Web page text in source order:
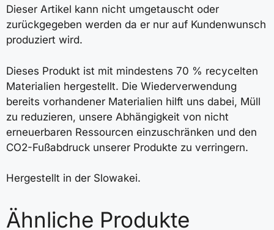
Dieser Artikel kann nicht umgetauscht oder
zurückgegeben werden da er nur auf Kundenwunsch
produziert wird.
Dieses Produkt ist mit mindestens 70 % recycelten
Materialien hergestellt. Die Wiederverwendung
bereits vorhandener Materialien hilft uns dabei, Müll
zu reduzieren, unsere Abhängigkeit von nicht
erneuerbaren Ressourcen einzuschränken und den
CO2-Fußabdruck unserer Produkte zu verringern.
Hergestellt in der Slowakei.
Ähnliche Produkte